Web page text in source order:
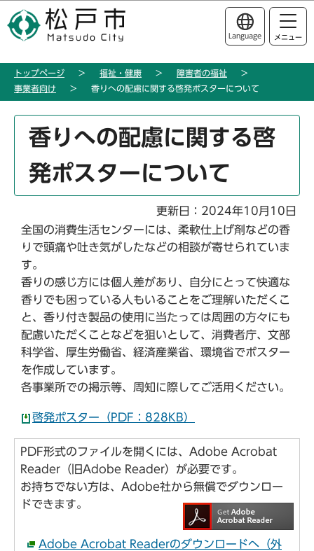
の
ー
このページの本文へ移動
Language メニュー
トップページ 福祉・健康
障害者の福祉
事業者向け
香りへの配慮に関する啓発ポスターについて
か
香りへの配慮に関する啓
発ポスターについて
更新日：2024年10月10日
全国の消費生活センターには、柔軟仕上げ剤などの香
りで頭痛や吐き気がしたなどの相談が寄せられていま
す。
香りの感じ方には個人差があり、自分にとって快適な
香りでも困っている人もいることをご理解いただくこ
と、香り付き製品の使用に当たっては周囲の方々にも
配慮いただくことなどを狙いとして、消費者庁、文部
科学省、厚生労働省、経済産業省、環境省でポスター
を作成しています。
各事業所での掲示等、周知に際してご活用ください。
啓発ポスター（PDF：828KB）
PDF形式のファイルを開くには、Adobe Acrobat
Reader（旧Adobe Reader）が必要です。
お持ちでない方は、Adobe社から無償でダウンロー
ドできます。
Adobe Acrobat Readerのダウンロードへ（外